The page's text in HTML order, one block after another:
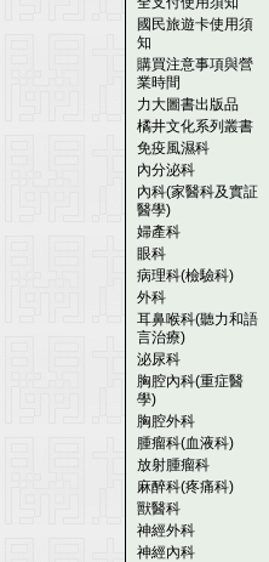
國民旅遊卡使用須
知
購買注意事項與營
業時間
力大圖書出版品
橘井文化系列叢書
免疫風濕科
內分泌科
內科(家醫科及實証
醫學)
婦產科
眼科
病理科(檢驗科)
外科
耳鼻喉科(聽力和語
言治療)
泌尿科
胸腔內科(重症醫
學)
胸腔外科
腫瘤科(血液科)
放射腫瘤科
麻醉科(疼痛科)
獸醫科
神經外科
神經內科